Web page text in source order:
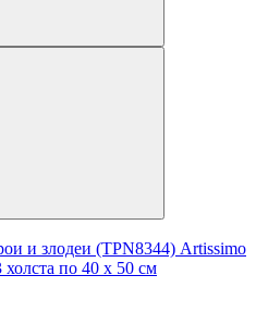
и злодеи (TPN8344) Artissimo
по 40 х 50 см